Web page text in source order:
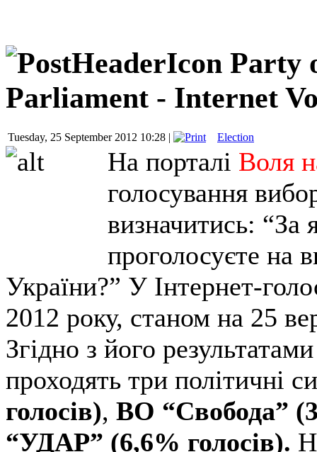
Party
Parliament - Internet
Tuesday, 25 September 2012 10:28 | Election
На порталі Воля
голосування
визначитись: “За
проголосуєте на
України?” У Інтернет-
2012 року, станом на 25
Згідно з його
проходять три політичні
голосів), ВО “Свобода”
“УДАР” (6,6% голосів).